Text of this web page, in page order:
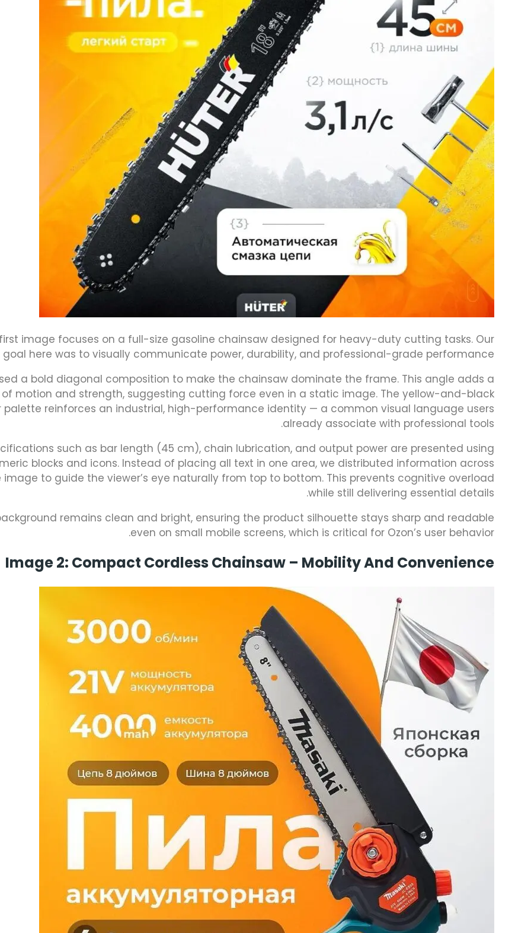
image focuses on a full-size gasoline chainsaw designed for heavy-duty cutting tasks. Our
goal here was to visually communicate power, durability, and professional-grade performance.
a bold diagonal composition to make the chainsaw dominate the frame. This angle adds a
of motion and strength, suggesting cutting force even in a static image. The yellow-and-black
palette reinforces an industrial, high-performance identity — a common visual language users
already associate with professional tools.
such as bar length (45 cm), chain lubrication, and output power are presented using
blocks and icons. Instead of placing all text in one area, we distributed information across
image to guide the viewer’s eye naturally from top to bottom. This prevents cognitive overload
while still delivering essential details.
remains clean and bright, ensuring the product silhouette stays sharp and readable
even on small mobile screens, which is critical for Ozon’s user behavior.
Image 2: Compact Cordless Chainsaw – Mobility And Convenience